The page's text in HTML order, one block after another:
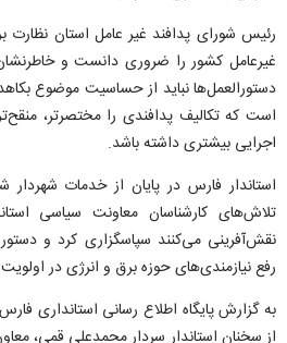
رئیس شورای پدافند غیر عامل استان نظارت
غیرعامل کشور را ضروری دانست و
دستورالعمل‌ها نباید از حساسیت موضوع
است که تکالیف پدافندی را مختصرتر،
اجرایی بیشتری داشته باشد.
استاندار فارس در پایان از خدمات
تلاش‌های کارشناسان معاونت سیاسی
نقش‌آفرینی می‌کنند سپاسگزاری کرد و دستور
رفع نیازمندی‌های حوزه برق و انرژی در اولویت
به گزارش پایگاه اطلاع رسانی استانداری
از سخنان استاندار سردار محمدعلی قمی،